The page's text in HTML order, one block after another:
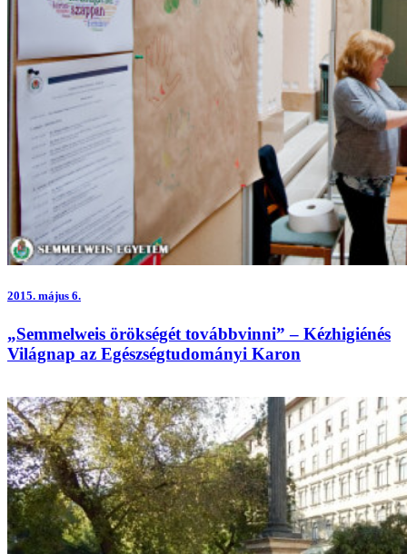
2015. május 6.
„Semmelweis örökségét továbbvinni” – Kézhigiénés
Világnap az Egészségtudományi Karon